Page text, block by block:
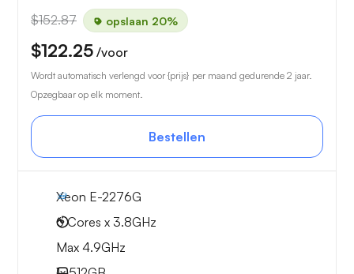
$152.87 opslaan 20%
$122.25 /voor
Wordt automatisch verlengd voor {prijs} per maand gedurende 2 jaar.
Opzegbaar op elk moment.
Bestellen
Xeon E-2276G
6 Cores x 3.8GHz
Max 4.9GHz